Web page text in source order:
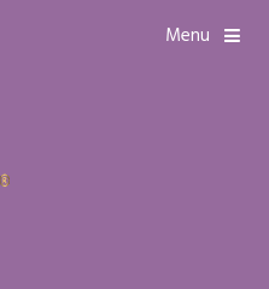
Menu